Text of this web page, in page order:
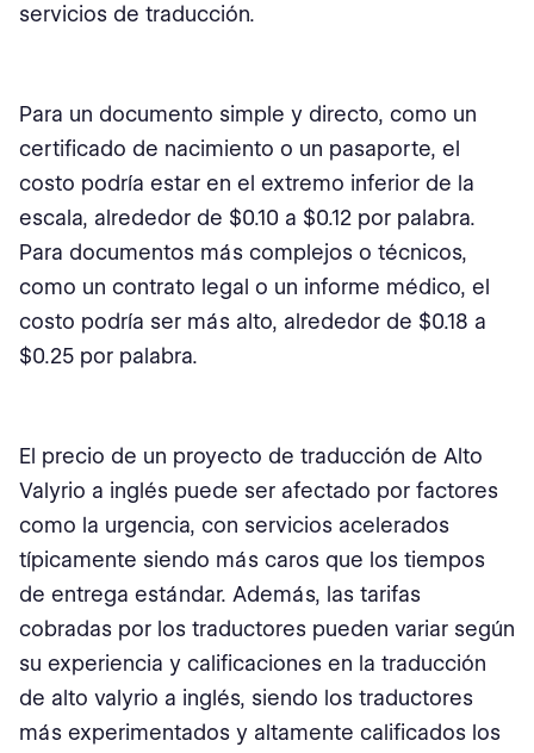
servicios de traducción.
Para un documento simple y directo, como un
certificado de nacimiento o un pasaporte, el
costo podría estar en el extremo inferior de la
escala, alrededor de $0.10 a $0.12 por palabra.
Para documentos más complejos o técnicos,
como un contrato legal o un informe médico, el
costo podría ser más alto, alrededor de $0.18 a
$0.25 por palabra.
El precio de un proyecto de traducción de Alto
Valyrio a inglés puede ser afectado por factores
como la urgencia, con servicios acelerados
típicamente siendo más caros que los tiempos
de entrega estándar. Además, las tarifas
cobradas por los traductores pueden variar según
su experiencia y calificaciones en la traducción
de alto valyrio a inglés, siendo los traductores
más experimentados y altamente calificados los